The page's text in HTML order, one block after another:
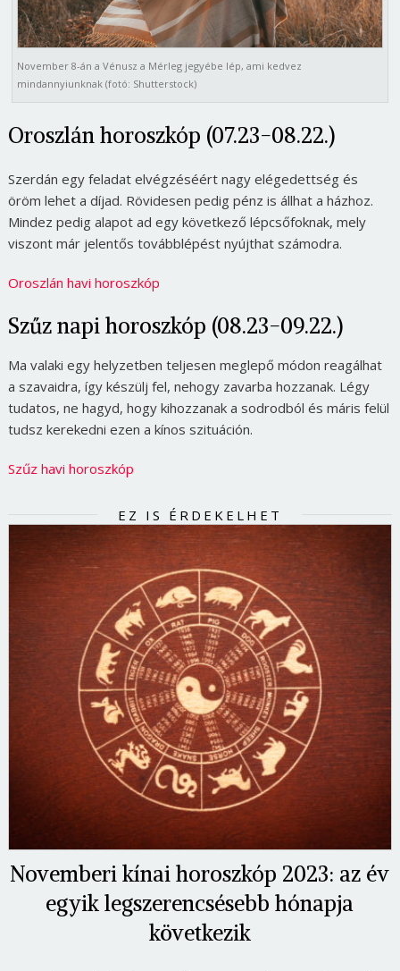
November 8-án a Vénusz a Mérleg jegyébe lép, ami kedvez
mindannyiunknak (fotó: Shutterstock)
Oroszlán horoszkóp (07.23-08.22.)
Szerdán egy feladat elvégzéséért nagy elégedettség és
öröm lehet a díjad. Rövidesen pedig pénz is állhat a házhoz.
Mindez pedig alapot ad egy következő lépcsőfoknak, mely
viszont már jelentős továbblépést nyújthat számodra.
Oroszlán havi horoszkóp
Szűz napi horoszkóp (08.23-09.22.)
Ma valaki egy helyzetben teljesen meglepő módon reagálhat
a szavaidra, így készülj fel, nehogy zavarba hozzanak. Légy
tudatos, ne hagyd, hogy kihozzanak a sodrodból és máris felül
tudsz kerekedni ezen a kínos szituáción.
Szűz havi horoszkóp
EZ IS ÉRDEKELHET
Novemberi kínai horoszkóp 2023: az év
egyik legszerencsésebb hónapja
következik